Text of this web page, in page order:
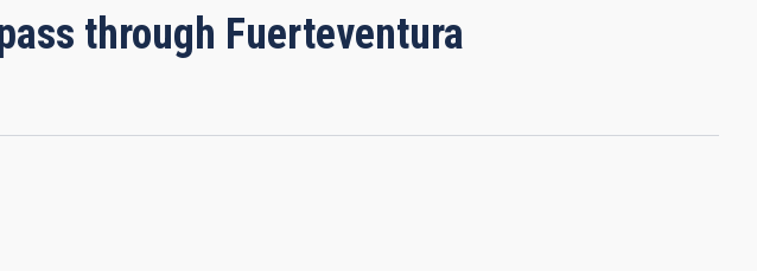
through Fuerteventura